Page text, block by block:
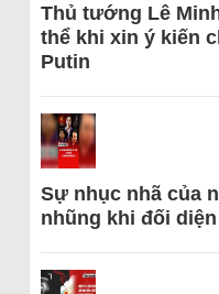
Thủ tướng Lê
thể khi xin ý kiến
Putin
Sự nhục nhã của
nhũng khi đối